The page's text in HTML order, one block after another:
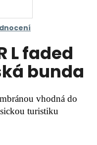
L faded
bunda
vhodná do
turistiku